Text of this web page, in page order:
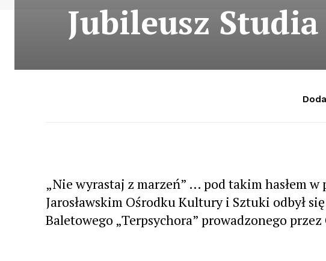
Jubileusz
„Nie wyrastaj z marzeń” … pod takim hasłem w
Jarosławskim Ośrodku Kultury i Sztuki odbył
Baletowego „Terpsychora” prowadzonego